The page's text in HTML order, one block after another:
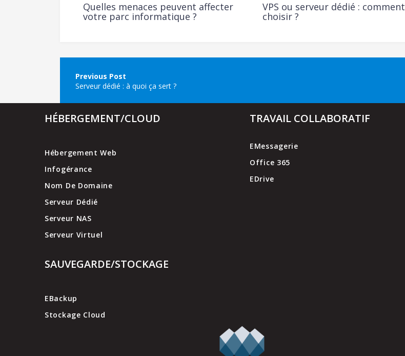
Quelles menaces peuvent affecter
votre parc informatique ?
VPS ou serveur dédié : comment
choisir ?
de
l’article
Serveur dédié : à quoi ça sert ?
HÉBERGEMENT/CLOUD
Hébergement Web
Infogérance
Nom De Domaine
Serveur Dédié
Serveur NAS
Serveur Virtuel
TRAVAIL COLLABORATIF
EMessagerie
Office 365
EDrive
SAUVEGARDE/STOCKAGE
EBackup
Stockage Cloud